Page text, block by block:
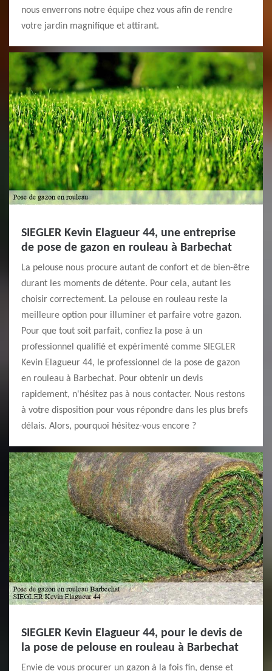
nous enverrons notre équipe chez vous afin de rendre
votre jardin magnifique et attirant.
SIEGLER Kevin Elagueur 44, une entreprise
de pose de gazon en rouleau à Barbechat
La pelouse nous procure autant de confort et de bien-être
durant les moments de détente. Pour cela, autant les
choisir correctement. La pelouse en rouleau reste la
meilleure option pour illuminer et parfaire votre gazon.
Pour que tout soit parfait, confiez la pose à un
professionnel qualifié et expérimenté comme SIEGLER
Kevin Elagueur 44, le professionnel de la pose de gazon
en rouleau à Barbechat. Pour obtenir un devis
rapidement, n'hésitez pas à nous contacter. Nous restons
à votre disposition pour vous répondre dans les plus brefs
délais. Alors, pourquoi hésitez-vous encore ?
SIEGLER Kevin Elagueur 44, pour le devis de
la pose de pelouse en rouleau à Barbechat
Envie de vous procurer un gazon à la fois fin, dense et